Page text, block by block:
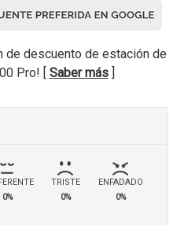
de descuento de estación de
Pro! [ Saber más]
0%
TRISTE
0%
ENFADADO
0%